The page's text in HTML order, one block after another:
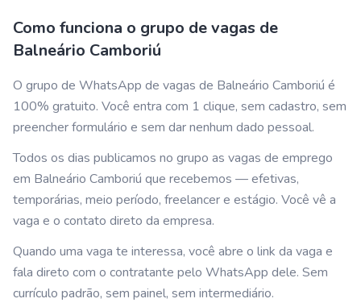
Como funciona o grupo de vagas de
Balneário Camboriú
O grupo de WhatsApp de vagas de Balneário Camboriú é
100% gratuito. Você entra com 1 clique, sem cadastro, sem
preencher formulário e sem dar nenhum dado pessoal.
Todos os dias publicamos no grupo as vagas de emprego
em Balneário Camboriú que recebemos — efetivas,
temporárias, meio período, freelancer e estágio. Você vê a
vaga e o contato direto da empresa.
Quando uma vaga te interessa, você abre o link da vaga e
fala direto com o contratante pelo WhatsApp dele. Sem
currículo padrão, sem painel, sem intermediário.